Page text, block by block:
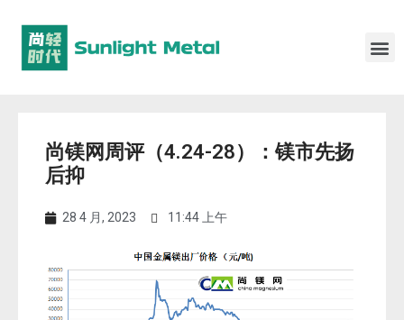
尚镁网周评（4.24-28）：镁市先扬
后抑
28 4 月, 2023 11:44 上午